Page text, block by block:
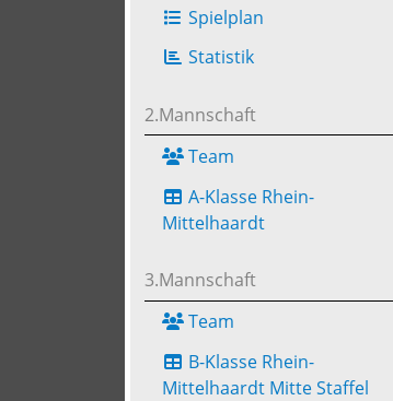
Spielplan
Statistik
2.Mannschaft
Team
A-Klasse Rhein-
Mittelhaardt
3.Mannschaft
Team
B-Klasse Rhein-
Mittelhaardt Mitte Staffel